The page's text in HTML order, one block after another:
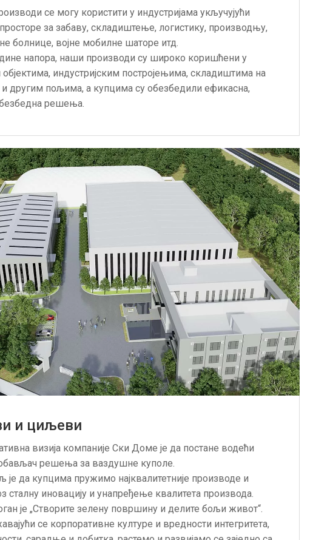
се могу користити у индустријама укључујући
за забаву, складиштење, логистику, производњу,
болнице, војне мобилне шаторе итд.
напора, наши производи су широко коришћени у
објектима, индустријским постројењима, складиштима на
другим пољима, а купцима су обезбедили ефикасна,
решења.
и циљеви
визија компаније Ски Доме је да постане водећи
решења за ваздушне куполе.
је да купцима пружимо најквалитетније производе и
сталну иновацију и унапређење квалитета производа.
је „Створите зелену површину и делите бољи живот“.
се корпоративне културе и вредности интегритета,